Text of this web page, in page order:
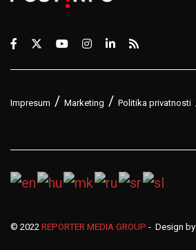
Impresum Marketing Politika privatnosti
© 2022 REPORTER MEDIA GROUP - Design by